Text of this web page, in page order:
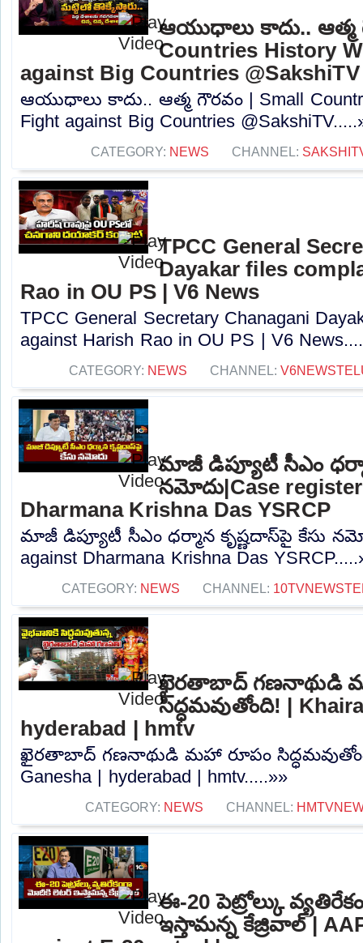
ఆయుధాలు కాదు.. ఆత్మ
Countries History
against Big Countries @SakshiTV
ఆయుధాలు కాదు.. ఆత్మ గౌరవం | Small
Fight against Big Countries
CATEGORY: NEWS CHANNEL:
TPCC General
Dayakar files
Rao in OU PS | V6 News
TPCC General Secretary Chanagani
against Harish Rao in OU PS | V6
CATEGORY: NEWS CHANNEL:
మాజీ డిప్యూటీ సీఎం
నమోదు|Case
Dharmana Krishna Das YSRCP
మాజీ డిప్యూటీ సీఎం ధర్మాన కృష్ణదాస్‌పై కేసు
against Dharmana Krishna Das
CATEGORY: NEWS CHANNEL:
ఖైరతాబాద్ గణనాథుడి
సిద్ధమవుతోంది! |
hyderabad | hmtv
ఖైరతాబాద్ గణనాథుడి మహా రూపం
Ganesha | hyderabad | hmtv.....»»
CATEGORY: NEWS CHANNEL:
ఈ-20 పెట్రోల్కు
ఇస్తామన్న కేజ్రివాల్ |